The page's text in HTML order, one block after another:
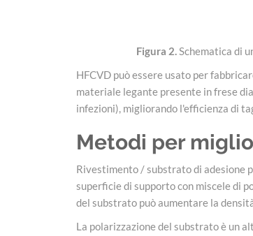
Figura 2.Schematica di
HFCVD può essere usato per
materiale legante presente in frese
infezioni), migliorando l'efficienza di
Metodi per
Rivestimento / substrato di adesione
superficie di supporto con miscele di
del substrato può aumentare la
La polarizzazione del substrato è un